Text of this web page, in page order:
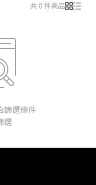
共 0 件商品
篩選條件
選